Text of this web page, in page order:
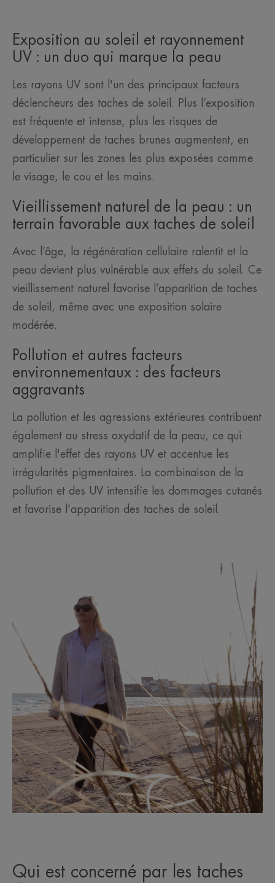
Exposition au soleil et rayonnement
UV : un duo qui marque la peau
Les rayons UV sont l'un des principaux facteurs
déclencheurs des taches de soleil. Plus l’exposition
est fréquente et intense, plus les risques de
développement de taches brunes augmentent, en
particulier sur les zones les plus exposées comme
le visage, le cou et les mains.
Vieillissement naturel de la peau : un
terrain favorable aux taches de soleil
Avec l’âge, la régénération cellulaire ralentit et la
peau devient plus vulnérable aux effets du soleil. Ce
vieillissement naturel favorise l’apparition de taches
de soleil, même avec une exposition solaire
modérée.
Pollution et autres facteurs
environnementaux : des facteurs
aggravants
La pollution et les agressions extérieures contribuent
également au stress oxydatif de la peau, ce qui
amplifie l'effet des rayons UV et accentue les
irrégularités pigmentaires. La combinaison de la
pollution et des UV intensifie les dommages cutanés
et favorise l'apparition des taches de soleil.
Qui est concerné par les taches